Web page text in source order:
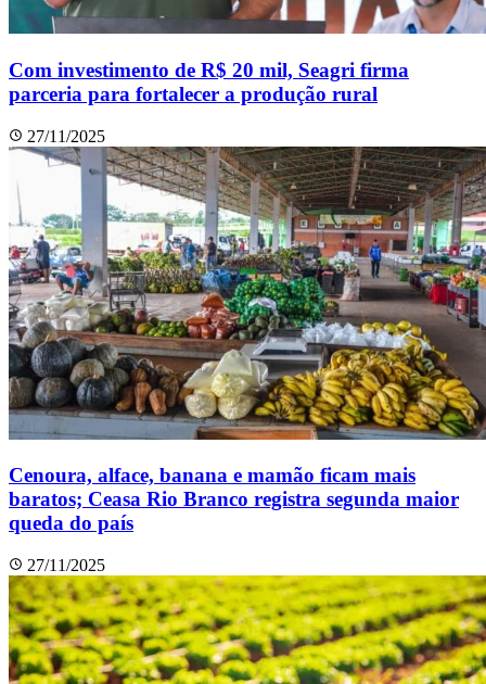
Com investimento de R$ 20 mil, Seagri firma
parceria para fortalecer a produção rural
27/11/2025
Cenoura, alface, banana e mamão ficam mais
baratos; Ceasa Rio Branco registra segunda maior
queda do país
27/11/2025